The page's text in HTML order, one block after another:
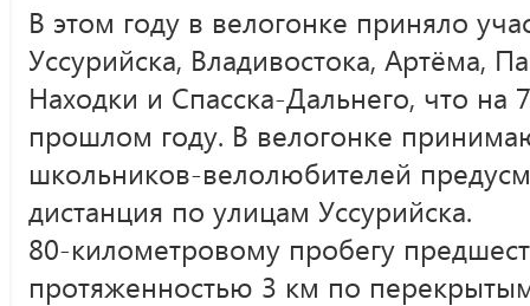
В этом году в велогонке приняло
Уссурийска, Владивостока, Артёма,
Находки и Спасска-Дальнего, что
прошлом году. В велогонке
школьников-велолюбителей
дистанция по улицам Уссурийска.
80-километровому пробегу
протяженностью 3 км по